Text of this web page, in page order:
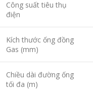
Công suất tiêu thụ
điện
Kích thước ống đồng
Gas (mm)
Chiều dài đường ống
tối đa (m)